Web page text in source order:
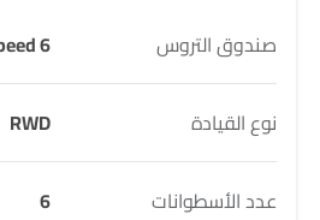
صندوق التروس 6 Speed
نوع القيادة RWD
عدد الأسطوانات 6